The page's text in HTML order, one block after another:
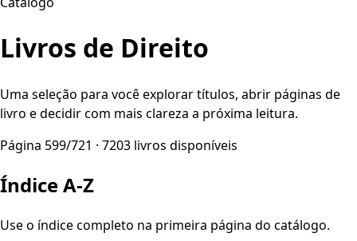
Livros de Direito
Uma seleção para você explorar títulos, abrir páginas de
livro e decidir com mais clareza a próxima leitura.
Página 599/721 · 7203 livros disponíveis
Índice A-Z
Use o índice completo na primeira página do catálogo.